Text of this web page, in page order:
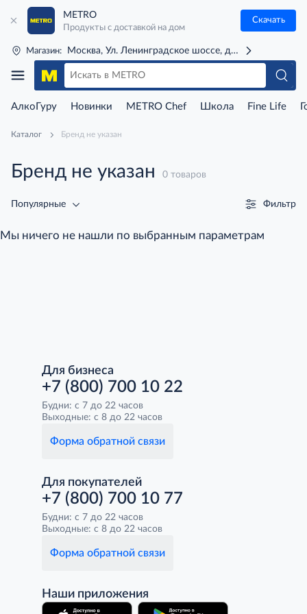
METRO
Продукты с доставкой на дом
Скачать
Магазин: Москва, Ул. Ленинградское шоссе, д. 71Г (м. Речной
АлкоГуру Новинки METRO Chef Школа Fine Life
Каталог Бренд не указан
Бренд не указан 0 товаров
Популярные Фильтр
Мы ничего не нашли по выбранным параметрам
Для бизнеса
+7 (800) 700 10 22
Будни: с 7 до 22 часов
Выходные: с 8 до 22 часов
Форма обратной связи
Для покупателей
+7 (800) 700 10 77
Будни: с 7 до 22 часов
Выходные: с 8 до 22 часов
Форма обратной связи
Наши приложения